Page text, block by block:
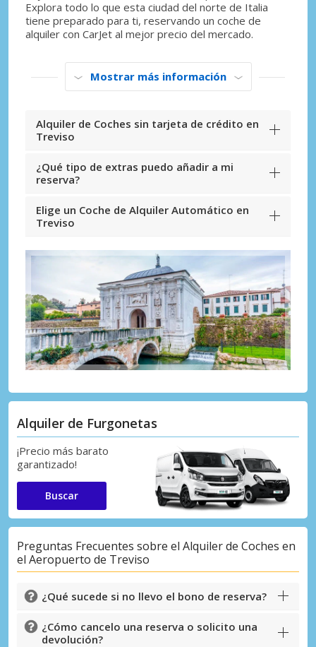
Explora todo lo que esta ciudad del norte de Italia
tiene preparado para ti, reservando un coche de
alquiler con CarJet al mejor precio del mercado.
Mostrar más información
Alquiler de Coches sin tarjeta de crédito en
Treviso
¿Qué tipo de extras puedo añadir a mi
reserva?
Elige un Coche de Alquiler Automático en
Treviso
Alquiler de Furgonetas
¡Precio más barato
garantizado!
Buscar
Preguntas Frecuentes sobre el Alquiler de Coches en
el Aeropuerto de Treviso
¿Qué sucede si no llevo el bono de reserva?
¿Cómo cancelo una reserva o solicito una
devolución?